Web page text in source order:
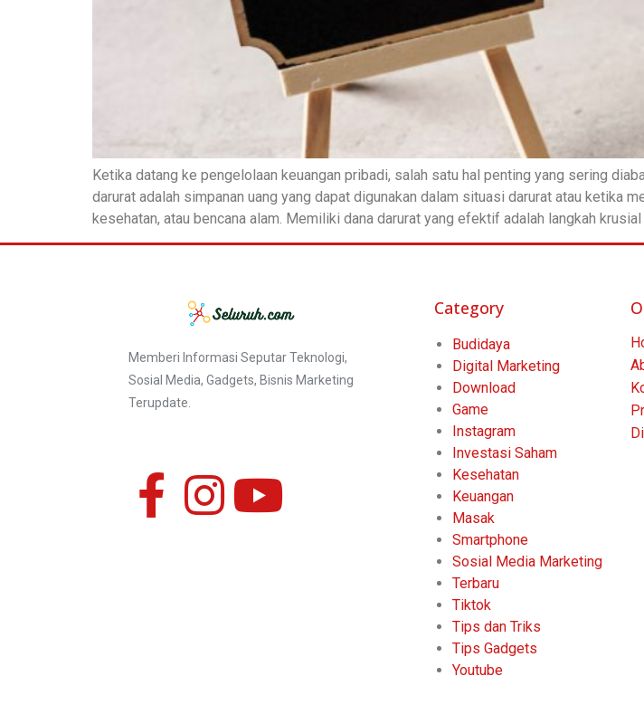
Ketika datang ke pengelolaan keuangan pribadi, salah satu hal penting yang sering
darurat adalah simpanan uang yang dapat digunakan dalam situasi darurat atau ketika
kesehatan, atau bencana alam. Memiliki dana darurat yang efektif adalah langkah krusial
Memberi Informasi Seputar Teknologi,
Sosial Media, Gadgets, Bisnis Marketing
Terupdate.
Category
Budidaya
Digital Marketing
Download
Game
Instagram
Investasi Saham
Kesehatan
Keuangan
Masak
Smartphone
Sosial Media Marketing
Terbaru
Tiktok
Tips dan Triks
Tips Gadgets
Youtube